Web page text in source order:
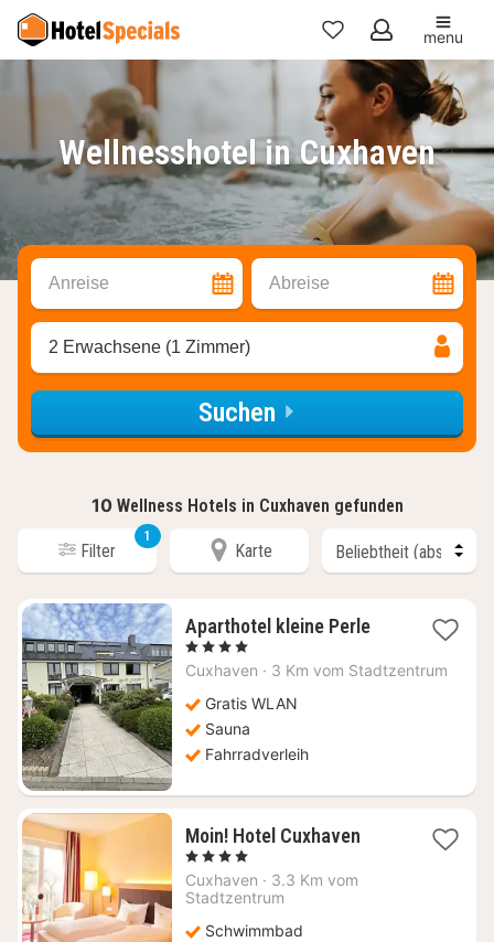
Meine
Favoriten
menu
Wellnesshotel in Cuxhaven
Anreise Abreise
2 Erwachsene (1 Zimmer)
Suchen
10 Wellness Hotels in Cuxhaven gefunden
Filter
1
Karte
Aparthotel kleine Perle1
ab
, 4 Sterne
Cuxhaven · 3 Km vom Stadtzentrum
Gratis WLAN
Sauna
Fahrradverleih
Moin! Hotel Cuxhaven1
, 4 Sterne
Cuxhaven · 3.3 Km vom
Stadtzentrum
Schwimmbad